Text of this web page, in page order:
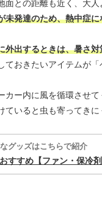
面との距離も近く、大
未発達のため、熱中症に
外出するときは、暑さ対
おきたいアイテムが「
カー内に風を循環させ
ていると虫も寄ってきに
グッズはこちらで紹介
すすめ【ファン・保冷